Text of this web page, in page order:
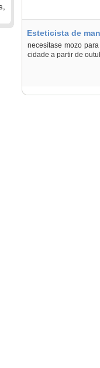
Esteticista de
necesítase mozo
cidade a partir de